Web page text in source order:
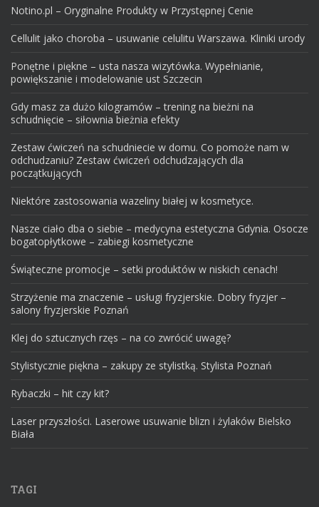
Notino.pl – Oryginalne Produkty w Przystępnej Cenie
Cellulit jako choroba – usuwanie celulitu Warszawa. Kliniki urody
Ponętne i piękne – usta nasza wizytówka. Wypełnianie,
powiększanie i modelowanie ust Szczecin
Gdy masz za dużo kilogramów – trening na bieżni na
schudnięcie – siłownia bieżnia efekty
Zestaw ćwiczeń na schudniecie w domu. Co pomoże nam w
odchudzaniu? Zestaw ćwiczeń odchudzających dla
początkujących
Niektóre zastosowania wazeliny białej w kosmetyce.
Nasze ciało dba o siebie – medycyna estetyczna Gdynia. Osocze
bogatopłytkowe – zabiegi kosmetyczne
Świąteczne promocje – setki produktów w niskich cenach!
Strzyżenie ma znaczenie – usługi fryzjerskie. Dobry fryzjer –
salony fryzjerskie Poznań
Klej do sztucznych rzęs – na co zwrócić uwagę?
Stylistycznie piękna – zakupy ze stylistką. Stylista Poznań
Rybaczki – hit czy kit?
Laser przyszłości. Laserowe usuwanie blizn i żylaków Bielsko
Biała
TAGI